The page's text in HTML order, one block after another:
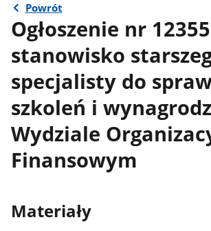
Powrót
Ogłoszenie nr
stanowisko
specjalisty do
szkoleń i
Wydziale
Finansowym
Materiały